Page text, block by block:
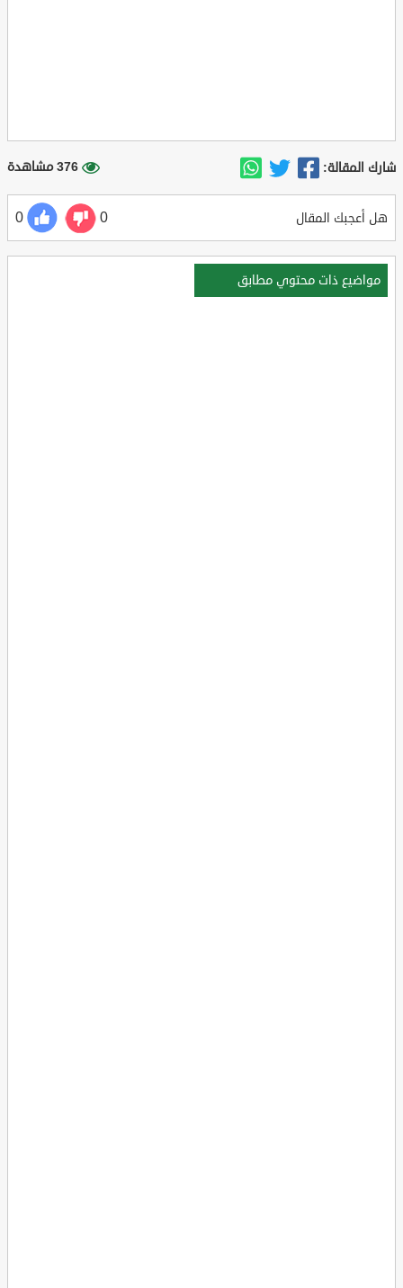
شارك المقالة: 376 مشاهدة
هل أعجبك المقال 0
0
مواضيع ذات محتوي مطابق